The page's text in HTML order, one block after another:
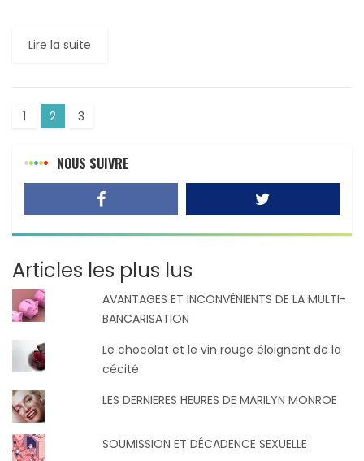
Lire la suite
1 2 3
NOUS SUIVRE
Articles les plus lus
AVANTAGES ET INCONVÉNIENTS DE LA MULTI-
BANCARISATION
Le chocolat et le vin rouge éloignent de la
cécité
LES DERNIERES HEURES DE MARILYN MONROE
SOUMISSION ET DÉCADENCE SEXUELLE